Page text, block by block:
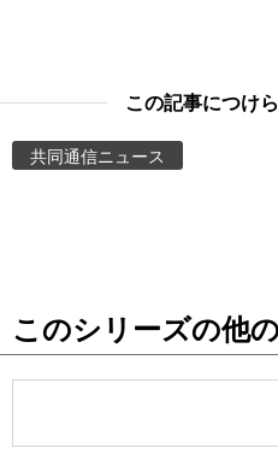
スポーツ・東京2020
Images
この記事につけ
共同通信ニュース
このシリーズの他